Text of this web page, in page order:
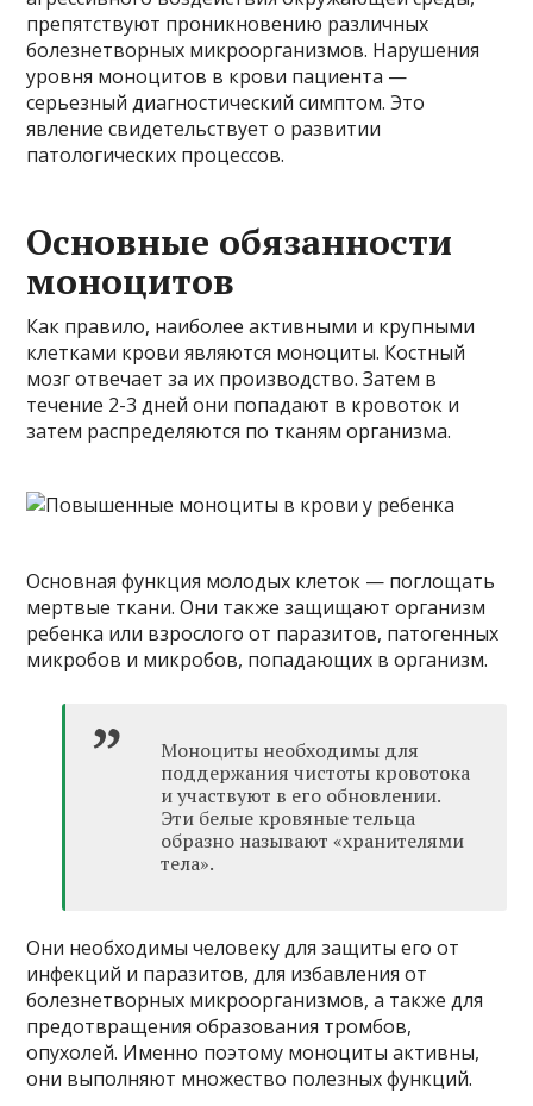
препятствуют проникновению различных
болезнетворных микроорганизмов. Нарушения
уровня моноцитов в крови пациента —
серьезный диагностический симптом. Это
явление свидетельствует о развитии
патологических процессов.
Основные обязанности
моноцитов
Как правило, наиболее активными и крупными
клетками крови являются моноциты. Костный
мозг отвечает за их производство. Затем в
течение 2-3 дней они попадают в кровоток и
затем распределяются по тканям организма.
Основная функция молодых клеток — поглощать
мертвые ткани. Они также защищают организм
ребенка или взрослого от паразитов, патогенных
микробов и микробов, попадающих в организм.
Моноциты необходимы для
поддержания чистоты кровотока
и участвуют в его обновлении.
Эти белые кровяные тельца
образно называют «хранителями
тела».
Они необходимы человеку для защиты его от
инфекций и паразитов, для избавления от
болезнетворных микроорганизмов, а также для
предотвращения образования тромбов,
опухолей. Именно поэтому моноциты активны,
они выполняют множество полезных функций.